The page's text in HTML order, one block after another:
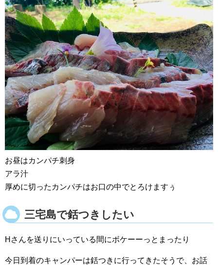
お昼はカンパチ刺身
アラ汁
厚めに切ったカンパチはお口の中でとろけますぅ
三宅島で銛つきしたい
Hさんを送りにいっている間にボケーーっとまったり
今日到着のキャンパーは銛つきに行ってきたそうで、お話